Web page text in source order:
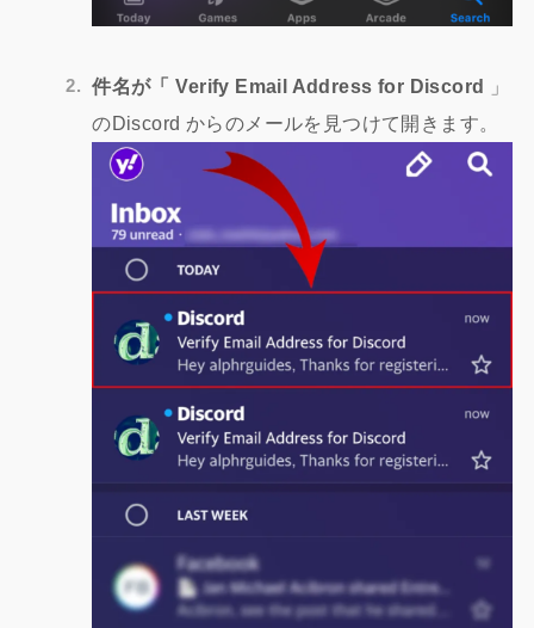
件名が「 Verify Email Address for Discord 」
のDiscord からのメールを見つけて開きます。